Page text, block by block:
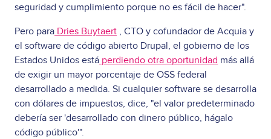
seguridad y cumplimiento porque no es fácil de hacer".
Pero para Dries Buytaert , CTO y cofundador de Acquia y
el software de código abierto Drupal, el gobierno de los
Estados Unidos está perdiendo otra oportunidad más allá
de exigir un mayor porcentaje de OSS federal
desarrollado a medida. Si cualquier software se desarrolla
con dólares de impuestos, dice, "el valor predeterminado
debería ser 'desarrollado con dinero público, hágalo
código público'".